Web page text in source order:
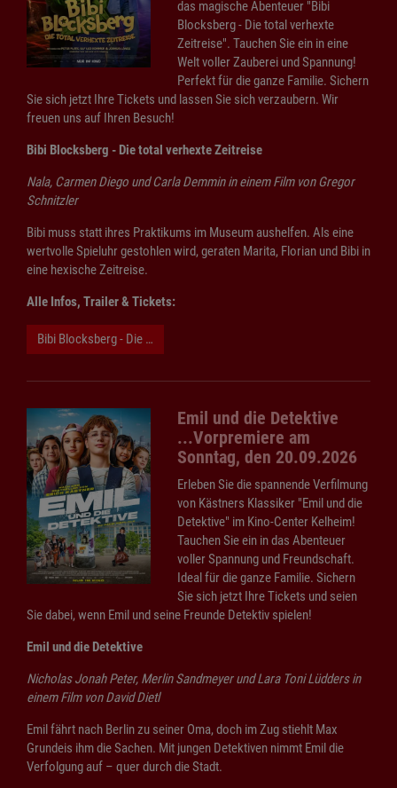
das magische Abenteuer "Bibi
Blocksberg - Die total verhexte
Zeitreise". Tauchen Sie ein in eine
Welt voller Zauberei und Spannung!
Perfekt für die ganze Familie. Sichern
Sie sich jetzt Ihre Tickets und lassen Sie sich verzaubern. Wir
freuen uns auf Ihren Besuch!
Bibi Blocksberg - Die total verhexte Zeitreise
Nala, Carmen Diego und Carla Demmin in einem Film von Gregor
Schnitzler
Bibi muss statt ihres Praktikums im Museum aushelfen. Als eine
wertvolle Spieluhr gestohlen wird, geraten Marita, Florian und Bibi in
eine hexische Zeitreise.
Alle Infos, Trailer & Tickets:
Bibi Blocksberg - Die total verhexte Zeitreise
Emil und die Detektive
...Vorpremiere am
Sonntag, den 20.09.2026
Erleben Sie die spannende Verfilmung
von Kästners Klassiker "Emil und die
Detektive" im Kino-Center Kelheim!
Tauchen Sie ein in das Abenteuer
voller Spannung und Freundschaft.
Ideal für die ganze Familie. Sichern
Sie sich jetzt Ihre Tickets und seien
Sie dabei, wenn Emil und seine Freunde Detektiv spielen!
Emil und die Detektive
Nicholas Jonah Peter, Merlin Sandmeyer und Lara Toni Lüdders in
einem Film von David Dietl
Emil fährt nach Berlin zu seiner Oma, doch im Zug stiehlt Max
Grundeis ihm die Sachen. Mit jungen Detektiven nimmt Emil die
Verfolgung auf – quer durch die Stadt.